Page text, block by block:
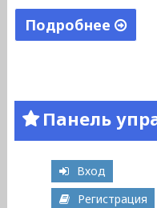
Подробнее
Максимовна"
Панель
Вход
Регистрация